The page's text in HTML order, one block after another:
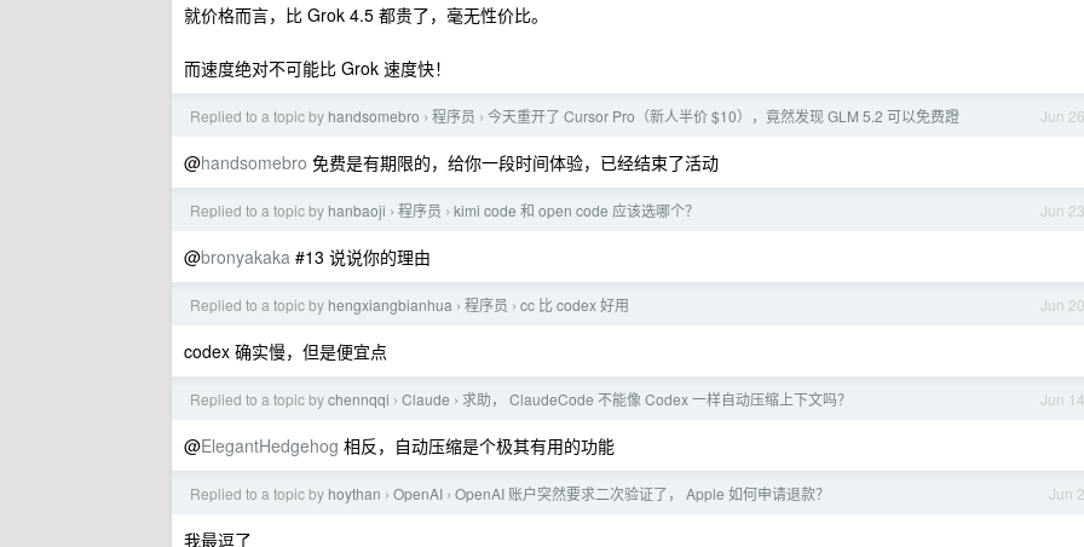
就价格而言，比 Grok 4.5 都贵了，毫无性价比。
而速度绝对不可能比 Grok 速度快！
Jun 26
Replied to a topic by handsomebro › 程序员 › 今天重开了 Cursor Pro（新人半价 $10），竟然发现 GLM 5.2 可以免费蹬
@handsomebro 免费是有期限的，给你一段时间体验，已经结束了活动
Jun 23
Replied to a topic by hanbaoji › 程序员 › kimi code 和 open code 应该选哪个？
@bronyakaka #13 说说你的理由
Jun 20
Replied to a topic by hengxiangbianhua › 程序员 › cc 比 codex 好用
codex 确实慢，但是便宜点
Jun 14
Replied to a topic bychennqqi › Claude › 求助， ClaudeCode 不能像 Codex 一样自动压缩上下文吗？
@ElegantHedgehog 相反，自动压缩是个极其有用的功能
Jun 2
Replied to a topic by hoythan › OpenAI › OpenAI 账户突然要求二次验证了， Apple 如何申请退款？
我最逗了